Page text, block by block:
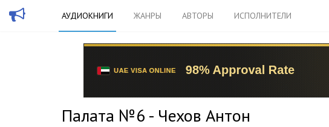
АУДИОКНИГИ ЖАНРЫ АВТОРЫ ИСПОЛНИТЕЛИ
Палата №6 - Чехов Антон